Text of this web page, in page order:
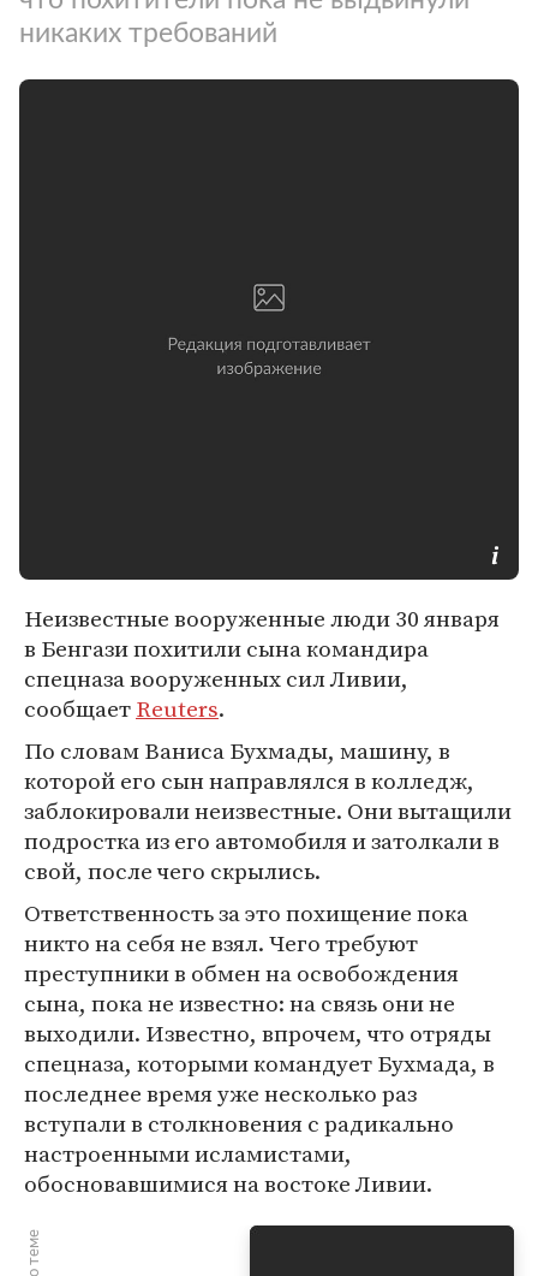
никаких требований
Неизвестные вооруженные люди 30 января
в Бенгази похитили сына командира
спецназа вооруженных сил Ливии,
сообщаетReuters.
По словам Ваниса Бухмады, машину, в
которой его сын направлялся в колледж,
заблокировали неизвестные. Они вытащили
подростка из его автомобиля и затолкали в
свой, после чего скрылись.
Ответственность за это похищение пока
никто на себя не взял. Чего требуют
преступники в обмен на освобождения
сына, пока не известно: на связь они не
выходили. Известно, впрочем, что отряды
спецназа, которыми командует Бухмада, в
последнее время уже несколько раз
вступали в столкновения с радикально
настроенными исламистами,
обосновавшимися на востоке Ливии.